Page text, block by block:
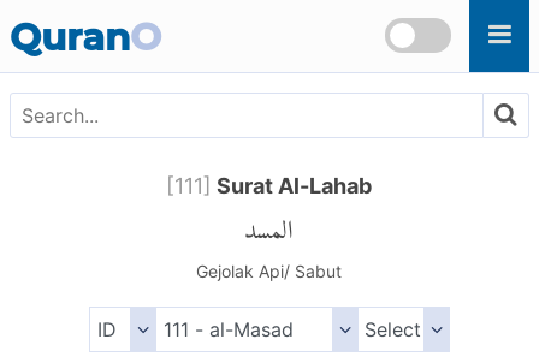
QuranO
[111] Surat Al-Lahab
المسد
Gejolak Api/ Sabut